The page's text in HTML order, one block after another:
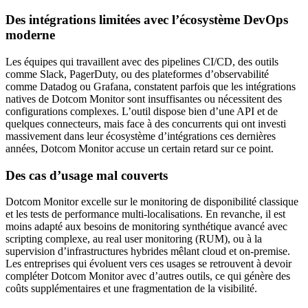
Des intégrations limitées avec l’écosystème DevOps
moderne
Les équipes qui travaillent avec des pipelines CI/CD, des outils
comme Slack, PagerDuty, ou des plateformes d’observabilité
comme Datadog ou Grafana, constatent parfois que les intégrations
natives de Dotcom Monitor sont insuffisantes ou nécessitent des
configurations complexes. L’outil dispose bien d’une API et de
quelques connecteurs, mais face à des concurrents qui ont investi
massivement dans leur écosystème d’intégrations ces dernières
années, Dotcom Monitor accuse un certain retard sur ce point.
Des cas d’usage mal couverts
Dotcom Monitor excelle sur le monitoring de disponibilité classique
et les tests de performance multi-localisations. En revanche, il est
moins adapté aux besoins de monitoring synthétique avancé avec
scripting complexe, au real user monitoring (RUM), ou à la
supervision d’infrastructures hybrides mêlant cloud et on-premise.
Les entreprises qui évoluent vers ces usages se retrouvent à devoir
compléter Dotcom Monitor avec d’autres outils, ce qui génère des
coûts supplémentaires et une fragmentation de la visibilité.